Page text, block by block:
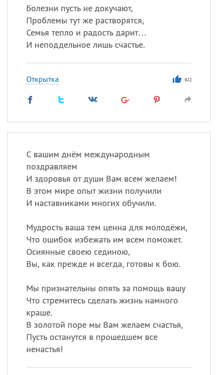
Болезни пусть не докучают,
Проблемы тут же растворятся,
Семья тепло и радость дарит…
И неподдельное лишь счастье.
Открытка 422
С вашим днём международным
поздравляем
И здоровья от души Вам всем желаем!
В этом мире опыт жизни получили
И наставниками многих обучили.
Мудрость ваша тем ценна для молодёжи,
Что ошибок избежать им всем поможет.
Осиянные своею сединою,
Вы, как прежде и всегда, готовы к бою.
Мы признательны опять за помощь вашу
Что стремитесь сделать жизнь намного
краше.
В золотой поре мы Вам желаем счастья,
Пусть останутся в прошедшем все
ненастья!
Сегодня празднуют именины
Герман,Иван
Посмотреть значение